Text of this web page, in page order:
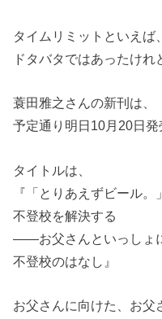
タイムリミットといえば、
ドタバタではあったけれ
蓑田雅之さんの新刊は、
予定通り明日10月20日発
タイトルは、
『「とりあえずビール。
不登校を解決する
――お父さんといっしょ
不登校のはなし』
お父さんに向けた、お父